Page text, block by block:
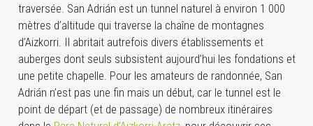
traversée. San Adrián est un tunnel naturel à environ 1 000
mètres d’altitude qui traverse la chaîne de montagnes
d’Aizkorri. Il abritait autrefois divers établissements et
auberges dont seuls subsistent aujourd’hui les fondations et
une petite chapelle. Pour les amateurs de randonnée, San
Adrián n’est pas une fin mais un début, car le tunnel est le
point de départ (et de passage) de nombreux itinéraires